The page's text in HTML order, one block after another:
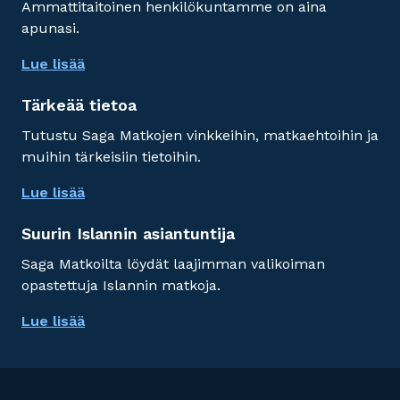
Ammattitaitoinen henkilökuntamme on aina
apunasi.
Lue lisää
Tärkeää tietoa
Tutustu Saga Matkojen vinkkeihin, matkaehtoihin ja
muihin tärkeisiin tietoihin.
Lue lisää
Suurin Islannin asiantuntija
Saga Matkoilta löydät laajimman valikoiman
opastettuja Islannin matkoja.
Lue lisää